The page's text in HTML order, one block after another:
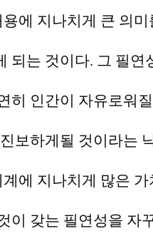
에 지나치게 큰 의
되는 것이다. 그 필
히 인간이 자유로워
보하게될 것이라는
에 지나치게 많은
이 갖는 필연성을 자